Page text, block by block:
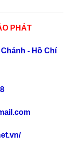
PHÁT
- Hồ Chí